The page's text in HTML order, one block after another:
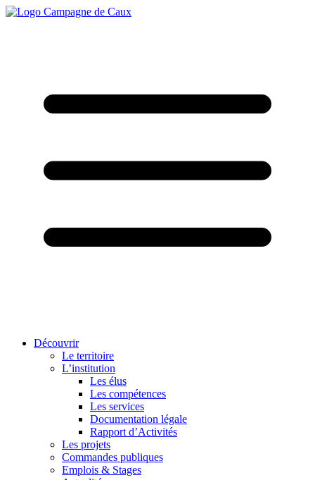
Découvrir
Le territoire
L’institution
Les élus
Les compétences
Les services
Documentation légale
Rapport d’Activités
Les projets
Commandes publiques
Emplois & Stages